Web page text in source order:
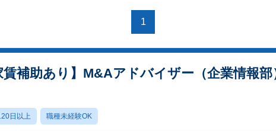
1
賃補助あり】M&Aアドバイザー（企業情報部
日以上 職種未経験OK